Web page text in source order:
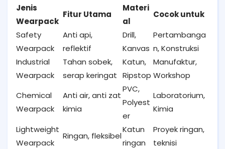
Jenis
Wearpack
Fitur Utama
Materi
al
Cocok untuk
Safety
Wearpack
Anti api,
reflektif
Drill,
Kanvas
Pertambanga
n, Konstruksi
Industrial
Wearpack
Tahan sobek,
serap keringat
Katun,
Ripstop
Manufaktur,
Workshop
Chemical
Wearpack
Anti air, anti zat
kimia
PVC,
Polyest
er
Laboratorium,
Kimia
Lightweight
Wearpack
Ringan, fleksibel
Katun
ringan
Proyek ringan,
teknisi